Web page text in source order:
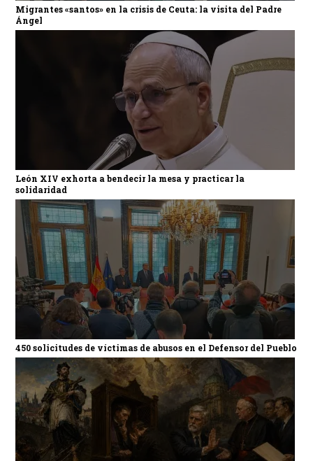
Migrantes «santos» en la crisis de Ceuta: la visita del Padre
Ángel
León XIV exhorta a bendecir la mesa y practicar la
solidaridad
450 solicitudes de víctimas de abusos en el Defensor del Pueblo